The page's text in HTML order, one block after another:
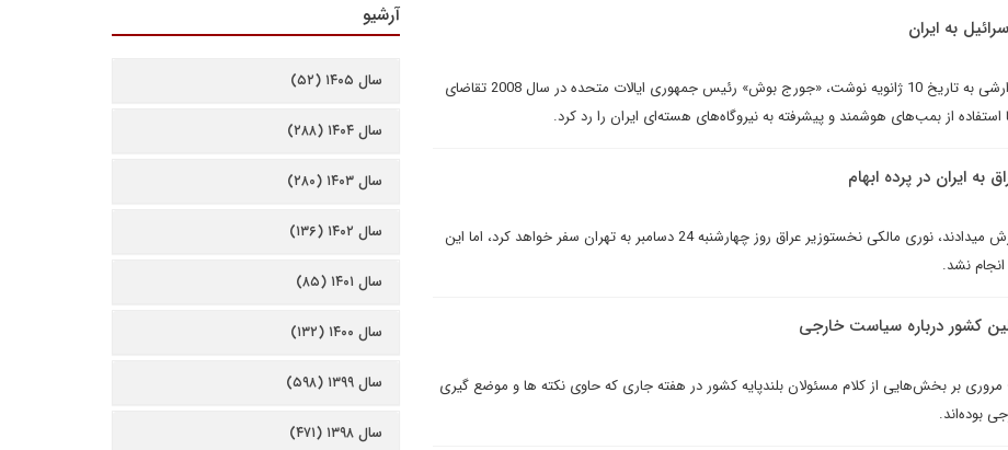
به ايران
روزنامه نیویورک تایمز در گزارشی به تاریخ 10 ژانویه نوشت، «جورج بوش» رئیس جمهوری ایالات متحده در سال 2008 تقاضای
استفاده از بمب‌های هوشمند و پیشرفته به نیروگاه‌های هسته‌ای ایران را رد کرد.
ايران در پرده ابهام
در حالی که منابع خبری گزارش می­دادند، نوری مالکی نخست­وزیر عراق روز چهارشنبه 24 دسامبر به تهران سفر خواهد کرد، اما این
نشد.
کشور درباره سیاست خارجی
مرورى بر بخش‌هایی از کلام مسئولان بلندپایه کشور در هفته جاری که حاوی نکته ها و موضع گیری
بوده‌اند.
آرشیو
سال ۱۴۰۵ (۵۲)
سال ۱۴۰۴ (۲۸۸)
سال ۱۴۰۳ (۲۸۰)
سال ۱۴۰۲ (۱۳۶)
سال ۱۴۰۱ (۸۵)
سال ۱۴۰۰ (۱۳۲)
سال ۱۳۹۹ (۵۹۸)
سال ۱۳۹۸ (۴۷۱)